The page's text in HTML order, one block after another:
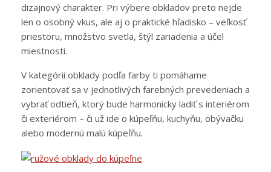
dizajnový charakter. Pri výbere obkladov preto nejde
len o osobný vkus, ale aj o praktické hľadisko – veľkosť
priestoru, množstvo svetla, štýl zariadenia a účel
miestnosti.
V kategórii obklady podľa farby ti pomáhame
zorientovať sa v jednotlivých farebných prevedeniach a
vybrať odtieň, ktorý bude harmonicky ladiť s interiérom
či exteriérom – či už ide o kúpeľňu, kuchyňu, obývačku
alebo modernú malú kúpeľňu.